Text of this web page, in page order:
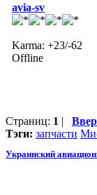
avia-sv
Karma: +23/-62
Offline
Страниц: 1 |
Тэги: запчасти
Украинский